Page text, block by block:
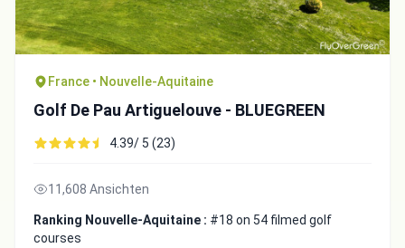
France • Nouvelle-Aquitaine
Golf De Pau Artiguelouve - BLUEGREEN
4.39/ 5 (23)
11,608 Ansichten
Ranking Nouvelle-Aquitaine : #18 on 54 filmed golf
courses